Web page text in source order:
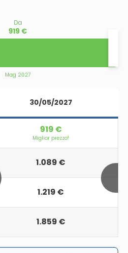
Da
919 €
Mag 2027
30/05/2027
919 €
Miglior prezzo!
1.089 €
1.219 €
1.859 €